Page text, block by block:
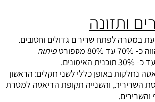
ותזונה
במטרה לפתח שרירים גדולים וחטובים.
מספורט
פיתוח
נחלקות באופן כללי לשני חקלים: הראשון
השרירית, והשנייה תקופת הדיאטה למטרת
והשרירים.